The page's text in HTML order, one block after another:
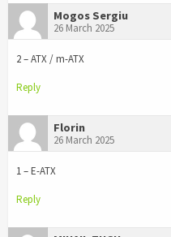
Mogos Sergiu
26 March 2025
2 – ATX / m-ATX
Reply
Florin
26 March 2025
1 – E-ATX
Reply